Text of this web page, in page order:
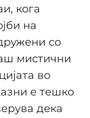
кога
на
со
мистични
во
е тешко
дека